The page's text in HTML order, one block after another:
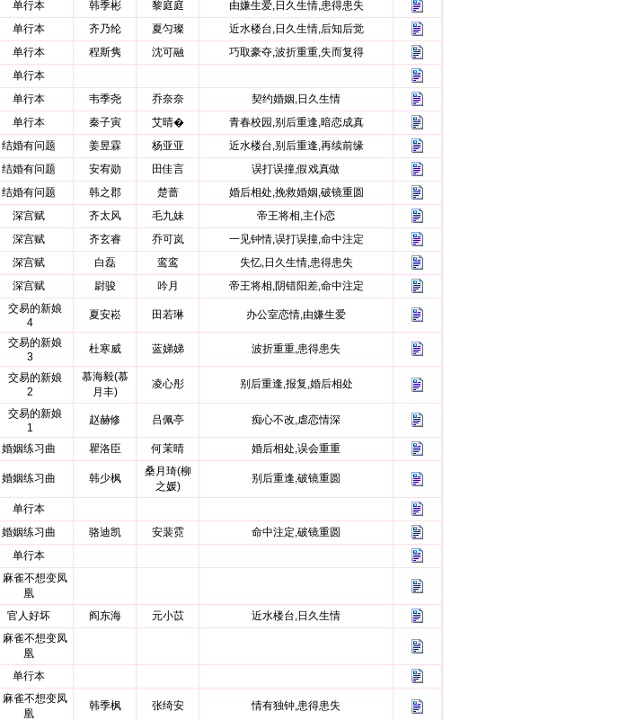
单行本 韩季彬 黎庭庭
由嫌生爱,日久生情,患得患失
单行本 齐乃纶 夏匀璨
近水楼台,日久生情,后知后觉
单行本 程斯隽 沈可融
巧取豪夺,波折重重,失而复得
单行本
单行本 韦季尧 乔奈奈
契约婚姻,日久生情
单行本 秦子寅 艾晴�
青春校园,别后重逢,暗恋成真
结婚有问题 姜昱霖 杨亚亚
近水楼台,别后重逢,再续前缘
结婚有问题 安宥勋 田佳言
误打误撞,假戏真做
结婚有问题 韩之郡 楚蔷
婚后相处,挽救婚姻,破镜重圆
深宫赋 齐太风 毛九妹
帝王将相,主仆恋
深宫赋 齐玄睿 乔可岚
一见钟情,误打误撞,命中注定
深宫赋 白磊 鸾鸾
失忆,日久生情,患得患失
深宫赋 尉骏 吟月 帝王将相,阴错阳差,命中注定
交易的新娘
4
夏安崧 田若琳 办公室恋情,由嫌生爱
交易的新娘
3
杜寒威 蓝娣娣 波折重重,患得患失
交易的新娘
2
慕海毅(慕
月丰)
凌心彤 别后重逢,报复,婚后相处
交易的新娘
1
赵赫修 吕佩亭 痴心不改,虐恋情深
婚姻练习曲 瞿洛臣 何茉晴 婚后相处,误会重重
婚姻练习曲 韩少枫
桑月琦(柳
之媛)
别后重逢,破镜重圆
单行本
婚姻练习曲 骆迪凯 安裴霓
命中注定,破镜重圆
单行本
麻雀不想变凤
凰
官人好坏 阎东海 元小苡 近水楼台,日久生情
麻雀不想变凤
凰
单行本
麻雀不想变凤
凰
韩季枫 张绮安 情有独钟,患得患失